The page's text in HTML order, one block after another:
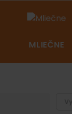
MLIEČNE